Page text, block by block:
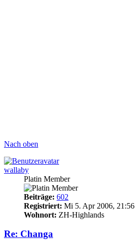
Nach oben
wallaby
Platin Member
Beiträge: 602
Registriert: Mi 5. Apr 2006, 21:56
Wohnort: ZH-Highlands
Re: Changa